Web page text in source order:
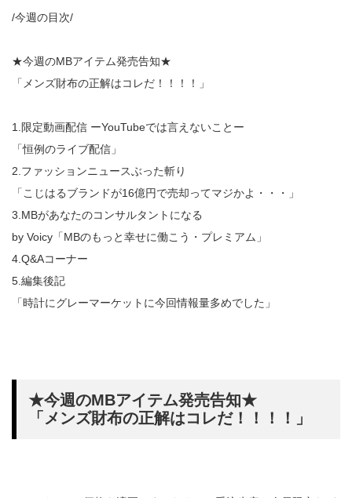
/今週の目次/
★今週のMBアイテム発売告知★
「メンズ財布の正解はコレだ！！！！」
1.限定動画配信 ーYouTubeでは言えないことー
「恒例のライブ配信」
2.ファッションニュースぶった斬り
「こじはるブランドが16億円で売却ってマジかよ・・・」
3.MBがあなたのコンサルタントになる
by Voicy「MBのもっと幸せに働こう・プレミアム」
4.Q&Aコーナー
5.編集後記
「時計にグレーマーケットに今回情報量多めでした」
★今週のMBアイテム発売告知★
「メンズ財布の正解はコレだ！！！！」